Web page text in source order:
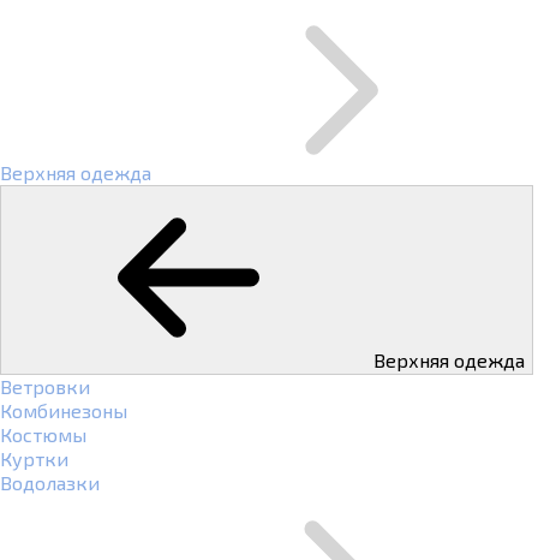
Верхняя одежда
Верхняя одежда
Ветровки
Комбинезоны
Костюмы
Куртки
Водолазки